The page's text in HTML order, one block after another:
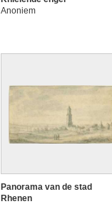
Anoniem
Panorama van de stad
Rhenen